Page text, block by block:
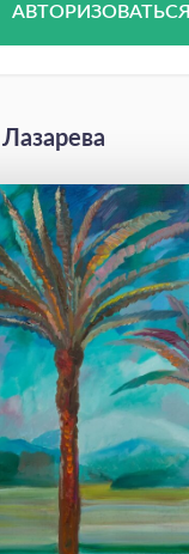
АВТОРИЗОВАТЬСЯ